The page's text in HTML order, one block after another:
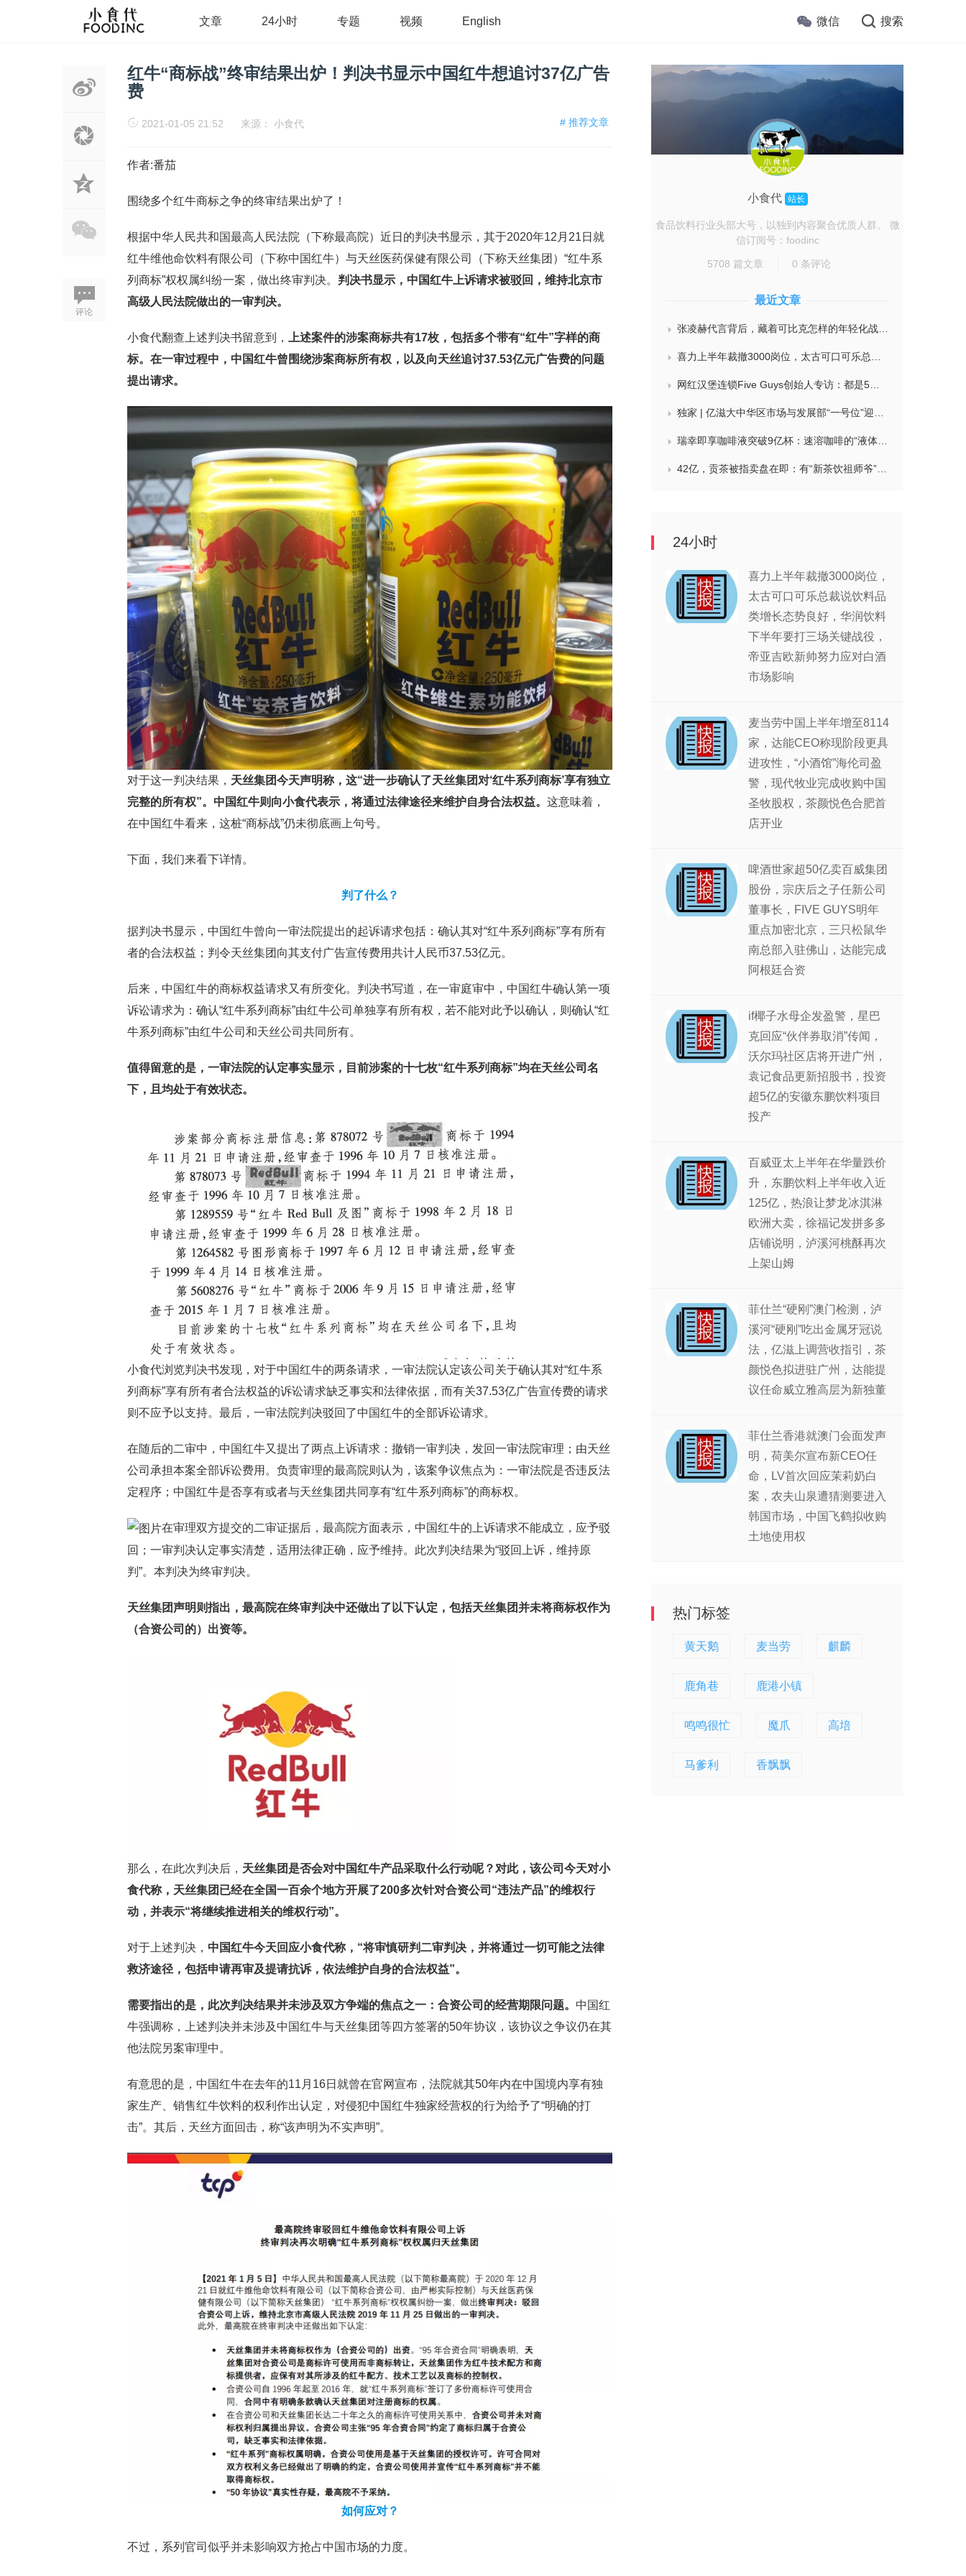
文章 24小时 专题 视频 English 微信 搜索
评论
红牛“商标战”终审结果出炉！判决书显示中国红牛想追讨37亿广告
费
# 推荐文章
2021-01-05 21:52 来源： 小食代
作者:番茄
围绕多个红牛商标之争的终审结果出炉了！
根据中华人民共和国最高人民法院（下称最高院）近日的判决书显示，其于2020年12月21日就
红牛维他命饮料有限公司（下称中国红牛）与天丝医药保健有限公司（下称天丝集团）“红牛系
列商标”权权属纠纷一案，做出终审判决。 判决书显示，中国红牛上诉请求被驳回，维持北京市
高级人民法院做出的一审判决。
小食代翻查上述判决书留意到，
上述案件的涉案商标共有17枚，包括多个带有“红牛”字样的商
标。在一审过程中，中国红牛曾围绕涉案商标所有权，以及向天丝追讨37.53亿元广告费的问题
提出请求。
对于这一判决结果， 天丝集团今天声明称，这“进一步确认了天丝集团对‘红牛系列商标’享有独立
完整的所有权”。中国红牛则向小食代表示，将通过法律途径来维护自身合法权益。 这意味着，
在中国红牛看来，这桩“商标战”仍未彻底画上句号。
下面，我们来看下详情。
判了什么？
据判决书显示，中国红牛曾向一审法院提出的起诉请求包括：确认其对“红牛系列商标”享有所有
者的合法权益；判令天丝集团向其支付广告宣传费用共计人民币37.53亿元。
后来，中国红牛的商标权益请求又有所变化。判决书写道，在一审庭审中，中国红牛确认第一项
诉讼请求为：确认“红牛系列商标”由红牛公司单独享有所有权，若不能对此予以确认，则确认“红
牛系列商标”由红牛公司和天丝公司共同所有。
值得留意的是，一审法院的认定事实显示，目前涉案的十七枚“红牛系列商标”均在天丝公司名
下，且均处于有效状态。
小食代浏览判决书发现，对于中国红牛的两条请求，一审法院认定该公司关于确认其对“红牛系
列商标”享有所有者合法权益的诉讼请求缺乏事实和法律依据，而有关37.53亿广告宣传费的请求
则不应予以支持。最后，一审法院判决驳回了中国红牛的全部诉讼请求。
在随后的二审中，中国红牛又提出了两点上诉请求：撤销一审判决，发回一审法院审理；由天丝
公司承担本案全部诉讼费用。负责审理的最高院则认为，该案争议焦点为：一审法院是否违反法
定程序；中国红牛是否享有或者与天丝集团共同享有“红牛系列商标”的商标权。
在审理双方提交的二审证据后，最高院方面表示，中国红牛的上诉请求不能成立，应予驳
回；一审判决认定事实清楚，适用法律正确，应予维持。此次判决结果为“驳回上诉，维持原
判”。本判决为终审判决。
天丝集团声明则指出，最高院在终审判决中还做出了以下认定，包括天丝集团并未将商标权作为
（合资公司的）出资等。
那么，在此次判决后， 天丝集团是否会对中国红牛产品采取什么行动呢？对此，该公司今天对小
食代称，天丝集团已经在全国一百余个地方开展了200多次针对合资公司“违法产品”的维权行
动，并表示“将继续推进相关的维权行动”。
对于上述判决， 中国红牛今天回应小食代称，“将审慎研判二审判决，并将通过一切可能之法律
救济途径，包括申请再审及提请抗诉，依法维护自身的合法权益”。
需要指出的是，此次判决结果并未涉及双方争端的焦点之一：合资公司的经营期限问题。 中国红
牛强调称，上述判决并未涉及中国红牛与天丝集团等四方签署的50年协议，该协议之争议仍在其
他法院另案审理中。
有意思的是，中国红牛在去年的11月16日就曾在官网宣布，法院就其50年内在中国境内享有独
家生产、销售红牛饮料的权利作出认定，对侵犯中国红牛独家经营权的行为给予了“明确的打
击”。其后，天丝方面回击，称“该声明为不实声明”。
如何应对？
不过，系列官司似乎并未影响双方抢占中国市场的力度。
小食代 站长
食品饮料行业头部大号，以独到内容聚合优质人群。 微
信订阅号：foodinc
5708 篇文章 0 条评论
最近文章
张凌赫代言背后，藏着可比克怎样的年轻化战略？
喜力上半年裁撤3000岗位，太古可口可乐总裁说饮料品类增长态势良好，华润饮料下半年要打三场关键战役，帝亚吉欧新帅努力应对白酒市场影响
网红汉堡连锁Five Guys创始人专访：都是5个儿子和妻子在打理，绝不会与麦当劳正面竞争，要公司上市或卖盘的建议不时出现
独家 | 亿滋大中华区市场与发展部“一号位”迎来新变动，曲向明将卸任
瑞幸即享咖啡液突破9亿杯：速溶咖啡的“液体时代”是如何炼成的？
42亿，贡茶被指卖盘在即：有“新茶饮祖师爷”之称，贝恩资本拟接手
24小时
喜力上半年裁撤3000岗位，
太古可口可乐总裁说饮料品
类增长态势良好，华润饮料
下半年要打三场关键战役，
帝亚吉欧新帅努力应对白酒
市场影响
麦当劳中国上半年增至8114
家，达能CEO称现阶段更具
进攻性，“小酒馆”海伦司盈
警，现代牧业完成收购中国
圣牧股权，茶颜悦色合肥首
店开业
啤酒世家超50亿卖百威集团
股份，宗庆后之子任新公司
董事长，FIVE GUYS明年
重点加密北京，三只松鼠华
南总部入驻佛山，达能完成
阿根廷合资
if椰子水母企发盈警，星巴
克回应“伙伴券取消”传闻，
沃尔玛社区店将开进广州，
袁记食品更新招股书，投资
超5亿的安徽东鹏饮料项目
投产
百威亚太上半年在华量跌价
升，东鹏饮料上半年收入近
125亿，热浪让梦龙冰淇淋
欧洲大卖，徐福记发拼多多
店铺说明，泸溪河桃酥再次
上架山姆
菲仕兰“硬刚”澳门检测，泸
溪河“硬刚”吃出金属牙冠说
法，亿滋上调营收指引，茶
颜悦色拟进驻广州，达能提
议任命威立雅高层为新独董
菲仕兰香港就澳门会面发声
明，荷美尔宣布新CEO任
命，LV首次回应茉莉奶白
案，农夫山泉遭猜测要进入
韩国市场，中国飞鹤拟收购
土地使用权
热门标签
黄天鹅 麦当劳 麒麟
鹿角巷 鹿港小镇
鸣鸣很忙 魔爪 高培
马爹利 香飘飘